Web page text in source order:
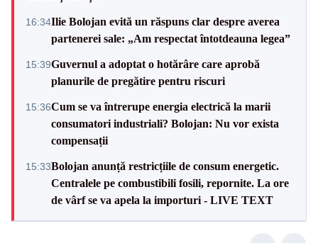
16:34Ilie Bolojan evită un răspuns clar despre averea
partenerei sale: „Am respectat întotdeauna legea”
15:39Guvernul a adoptat o hotărâre care aprobă
planurile de pregătire pentru riscuri
15:36Cum se va întrerupe energia electrică la marii
consumatori industriali? Bolojan: Nu vor exista
compensații
15:33Bolojan anunță restricțiile de consum energetic.
Centralele pe combustibili fosili, repornite. La ore
de vârf se va apela la importuri - LIVE TEXT